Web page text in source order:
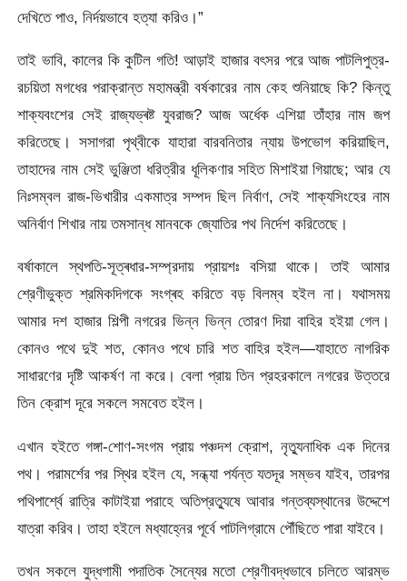
দেখিতে পাও, নির্দয়ভাবে হত্যা করিও।”
তাই ভাবি, কালের কি কুটিল গতি! আড়াই হাজার বৎসর পরে আজ পাটলিপুত্র-
রচয়িতা মগধের পরাক্রান্ত মহামন্ত্রী বর্ষকারের নাম কেহ শুনিয়াছে কি? কিন্তু
শাক্যবংশের সেই রাজ্যভ্ৰষ্ট যুবরাজ? আজ অর্ধেক এশিয়া তাঁহার নাম জপ
করিতেছে। সসাগরা পৃথ্বীকে যাহারা বারবনিতার ন্যায় উপভোগ করিয়াছিল,
তাহাদের নাম সেই ভুঞ্জিতা ধরিত্রীর ধূলিকণার সহিত মিশাইয়া গিয়াছে; আর যে
নিঃসম্বল রাজ-ভিখারীর একমাত্র সম্পদ ছিল নির্বাণ, সেই শাক্যসিংহের নাম
অনির্বাণ শিখার নায় তমসান্ধ মানবকে জ্যোতির পথ নির্দেশ করিতেছে।
বর্ষাকালে স্থপতি-সূত্ৰধার-সম্প্রদায় প্রায়শঃ বসিয়া থাকে। তাই আমার
শ্রেণীভুক্ত শ্রমিকদিগকে সংগ্ৰহ করিতে বড় বিলম্ব হইল না। যথাসময়
আমার দশ হাজার শিল্পী নগরের ভিন্ন ভিন্ন তোরণ দিয়া বাহির হইয়া গেল।
কোনও পথে দুই শত, কোনও পথে চারি শত বাহির হইল—যাহাতে নাগরিক
সাধারণের দৃষ্টি আকর্ষণ না করে। বেলা প্রায় তিন প্রহরকালে নগরের উত্তরে
তিন ক্রোশ দূরে সকলে সমবেত হইল।
এখান হইতে গঙ্গা-শোণ-সংগম প্রায় পঞ্চদশ ক্রোশ, নৃত্যুনাধিক এক দিনের
পথ। পরামর্শের পর স্থির হইল যে, সন্ধ্যা পর্যন্ত যতদূর সম্ভব যাইব, তারপর
পথিপার্শ্বে রাত্রি কাটাইয়া পরাহে অতিপ্রত্যুষে আবার গন্তব্যস্থানের উদ্দেশে
যাত্রা করিব। তাহা হইলে মধ্যাহ্নের পূর্বে পাটলিগ্রামে পৌঁছিতে পারা যাইবে।
তখন সকলে যুদ্ধগামী পদাতিক সৈন্যের মতো শ্রেণীবদ্ধভাবে চলিতে আরম্ভ